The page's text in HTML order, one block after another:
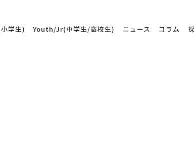
学生) Youth/Jr(中学生/高校生) ニュース コラム